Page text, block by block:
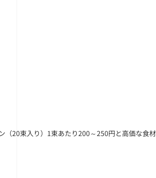
（20束入り）1束あたり200～250円と高価な食材